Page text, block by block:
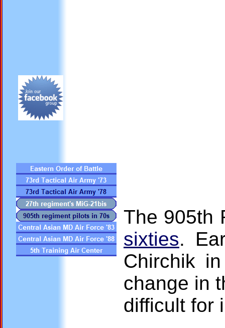
The 905th
sixties.
Chirchik
change in
difficult for